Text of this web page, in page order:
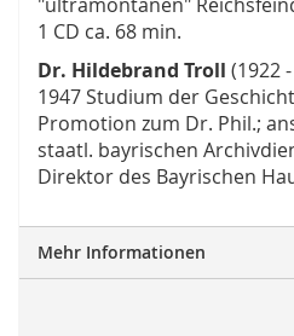
1 CD ca. 68 min.
Dr. Hildebrand Troll (1922
1947 Studium der
Promotion zum Dr. Phil.;
staatl. bayrischen
Direktor des Bayrischen
Mehr Informationen